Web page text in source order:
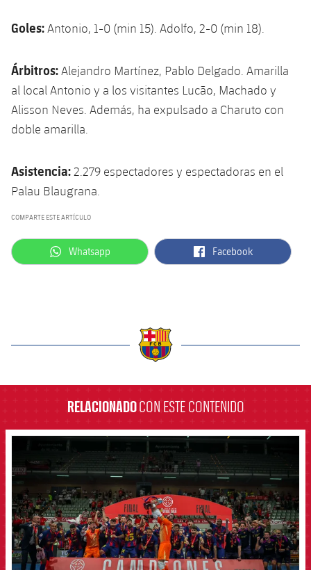
Goles: Antonio, 1-0 (min 15). Adolfo, 2-0 (min 18).
Árbitros: Alejandro Martínez, Pablo Delgado. Amarilla
al local Antonio y a los visitantes Lucão, Machado y
Alisson Neves. Además, ha expulsado a Charuto con
doble amarilla.
Asistencia: 2.279 espectadores y espectadoras en el
Palau Blaugrana.
COMPARTE ESTE ARTÍCULO
label.aria.whatsapp
Whatsapp label.aria.facebook
Facebook
RELACIONADOCON ESTE CONTENIDO
FCB Barcelona badge